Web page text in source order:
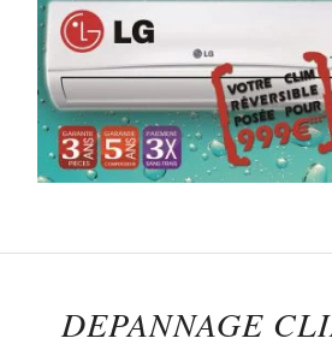
DEPANNAGE